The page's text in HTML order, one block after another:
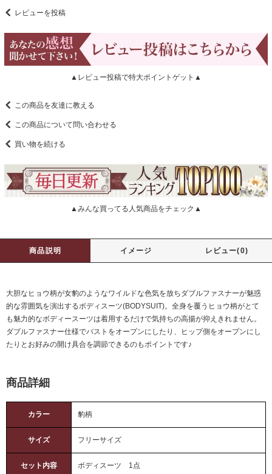
レビューを投稿
▲レビュー投稿で特大ポイントゲット▲
この商品を友達に教える
この商品について問い合わせる
買い物を続ける
▲みんな買ってる人気商品をチェック▲
商品説明 イメージ レビュー(0)
大胆なヒョウ柄が女豹のようなワイルドな色気を放ちダブルファスナーが魅惑
的な雰囲気を演出するボディスーツ(BODYSUIT)。全身を覆うヒョウ柄がとて
も魅力的なボディースーツは着用するだけで気持ちの高揚が抑えきれません。
ダブルファスナー仕様でバストをオープンにしたり、ヒップ側をオープンにし
たりとお好みの開け具合を調節できるのもポイントです♪
商品詳細
カラー 豹柄
サイズ フリーサイズ
セット内容 ボディスーツ 1点